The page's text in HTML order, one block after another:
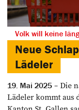
Volk will keine
Neue
Lädeler
19. Mai 2025
Die
Lädeler kommt aus